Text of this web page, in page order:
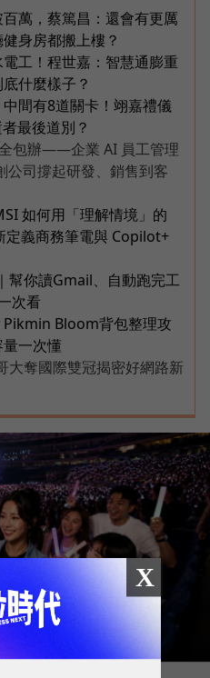
萬，蔡篤昌：還會有更厲
身房都搬上樓？
工！程世嘉：智慧通膨重
什麼樣子？
間有8道關卡！翊嘉禮儀
最後道別？
包辦——企業 AI 員工管理
公司撐起研發、銷售到客
如何用「理解情境」的
定義商務筆電與 Copilot+
幫你讀Gmail、自動跑完工
次看
Pikmin Bloom背包整理攻
一次懂
大奪國際雙冠揭密好網路新
X